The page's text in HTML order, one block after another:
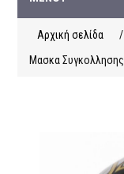
Αρχική σελίδα /
Μασκα